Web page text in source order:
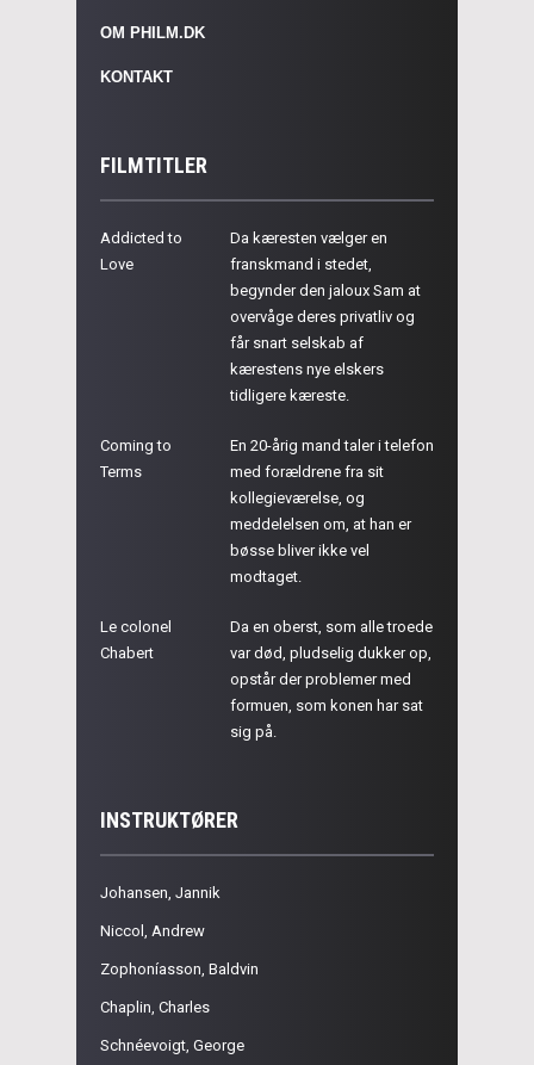
OM PHILM.DK
KONTAKT
FILMTITLER
Addicted to
Love
Da kæresten vælger en
franskmand i stedet,
begynder den jaloux Sam at
overvåge deres privatliv og
får snart selskab af
kærestens nye elskers
tidligere kæreste.
Coming to
Terms
En 20-årig mand taler i telefon
med forældrene fra sit
kollegieværelse, og
meddelelsen om, at han er
bøsse bliver ikke vel
modtaget.
Le colonel
Chabert
Da en oberst, som alle troede
var død, pludselig dukker op,
opstår der problemer med
formuen, som konen har sat
sig på.
INSTRUKTØRER
Johansen, Jannik
Niccol, Andrew
Zophoníasson, Baldvin
Chaplin, Charles
Schnéevoigt, George